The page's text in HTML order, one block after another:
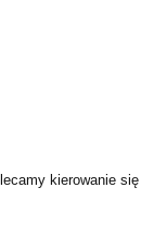
kierowanie